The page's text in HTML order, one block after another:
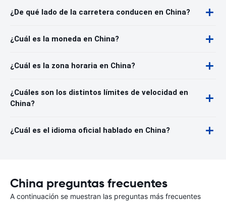
¿De qué lado de la carretera conducen en China?
¿Cuál es la moneda en China?
¿Cuál es la zona horaria en China?
¿Cuáles son los distintos límites de velocidad en
China?
¿Cuál es el idioma oficial hablado en China?
China preguntas frecuentes
A continuación se muestran las preguntas más frecuentes